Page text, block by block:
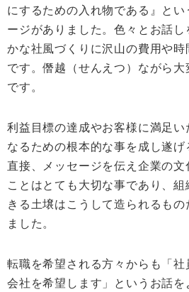
にするための入れ物である』と
ージがありました。色々とお話
かな社風づくりに沢山の費用や時
です。僭越（せんえつ）ながら
です。
利益目標の達成やお客様に満足
なるための根本的な事を成し遂
直接、メッセージを伝え企業の文
ことはとても大切な事であり、
きる土壌はこうして造られるも
ました。
転職を希望される方々からも「
会社を希望します」というお話を